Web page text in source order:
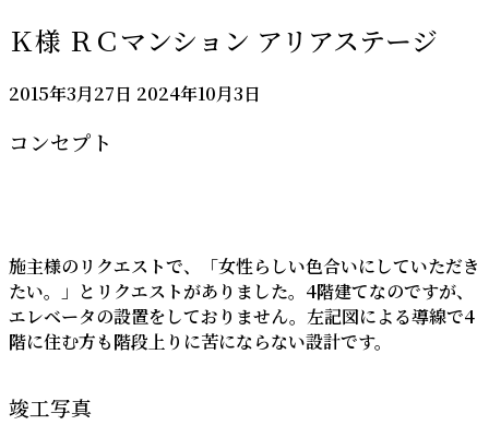
Ｋ様 ＲＣマンション アリアステージ
2015年3月27日 最
2024年10月3日
コンセプト
施主様のリクエストで、「女性らしい色合いにしていただき
たい。」とリクエストがありました。4階建てなのですが、
エレベータの設置をしておりません。左記図による導線で4
階に住む方も階段上りに苦にならない設計です。
竣工写真